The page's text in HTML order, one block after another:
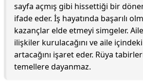
sayfa açmış gibi hissettiği bir
ifade eder. İş hayatında başarılı
kazançlar elde etmeyi simgeler.
ilişkiler kurulacağını ve aile
artacağını işaret eder. Rüya
temellere dayanmaz.